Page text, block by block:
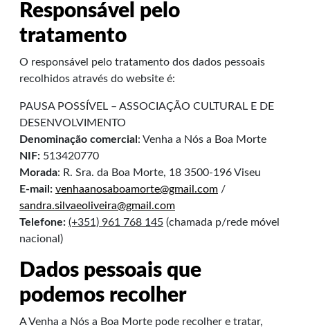
Responsável pelo
tratamento
O responsável pelo tratamento dos dados pessoais
recolhidos através do website é:
PAUSA POSSÍVEL – ASSOCIAÇÃO CULTURAL E DE
DESENVOLVIMENTO
Denominação comercial : Venha a Nós a Boa Morte
NIF: 513420770
Morada: R. Sra. da Boa Morte, 18 3500-196 Viseu
E-mail: venhaanosaboamorte@gmail.com /
sandra.silvaeoliveira@gmail.com
Telefone: (+351) 961 768 145 (chamada p/rede móvel
nacional)
Dados pessoais que
podemos recolher
A Venha a Nós a Boa Morte pode recolher e tratar,